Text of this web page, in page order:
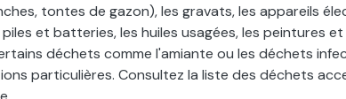
tontes de gazon), les gravats, les appareils
piles et batteries, les huiles usagées, les peintures
déchets comme l'amiante ou les déchets
particulières. Consultez la liste des déchets